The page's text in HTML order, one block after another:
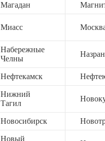
Магадан
Миасс
Набережные
Челны
Нефтекамск
Нижний
Тагил
Новосибирск
Новый